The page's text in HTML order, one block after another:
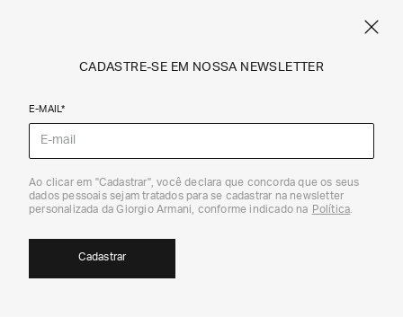
Coleção
PRESENTES PARA ELE | EA7
CADASTRE-SE EM NOSSA NEWSLETTER
E-MAIL*
Ao clicar em "Cadastrar", você declara que concorda que os seus
dados pessoais sejam tratados para se cadastrar na newsletter
personalizada da Giorgio Armani, conforme indicado na Política.
Cadastrar